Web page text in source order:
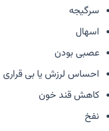
سرگیجه
اسهال
عصبی بودن
احساس لرزش یا بی قراری
کاهش قند خون
نفخ